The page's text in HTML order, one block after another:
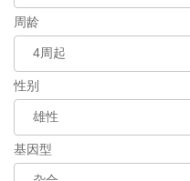
周龄
性别
基因型